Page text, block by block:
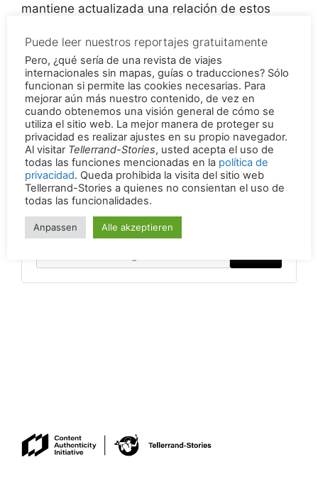
mantiene actualizada una relación de estos
En estos lectores, normalmente sólo hay que
introducir la URL de una historia de Tellerrand-
Stories (https://es.tellerrandstories.de/feed/
la suscripción ya está activa.
Permalink de la versión original en alemán:
https://tellerrandstories.de/rss-feed
Buscar fotos de Georg Berg en Alamy.
Puede leer nuestros reportajes gratuitamente
Pero, ¿qué sería de una revista de viajes
internacionales sin mapas, guías o traducciones? Sólo
funcionan si permite las cookies necesarias. Para
mejorar aún más nuestro contenido, de vez en
cuando obtenemos una visión general de cómo se
utiliza el sitio web. La mejor manera de proteger su
privacidad es realizar ajustes en su propio navegador.
Al visitar Tellerrand-Stories, usted acepta el uso de
todas las funciones mencionadas en la política de
privacidad. Queda prohibida la visita del sitio web
Tellerrand-Stories a quienes no consientan el uso de
todas las funcionalidades.
Anpassen Alle akzeptieren